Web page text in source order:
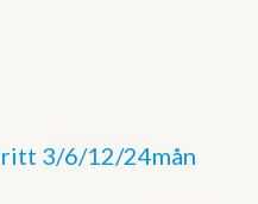
3/6/12/24mån